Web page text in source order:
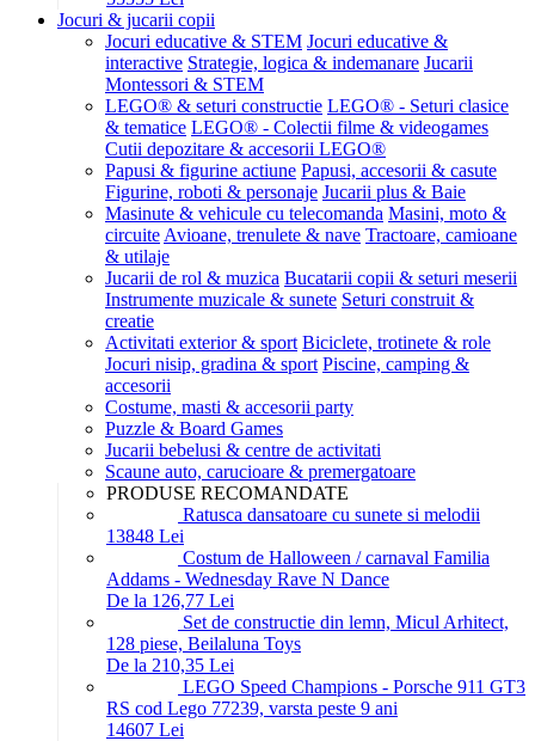
Jocuri & jucarii copii
Jocuri educative & STEM Jocuri educative &
interactive Strategie, logica & indemanare Jucarii
Montessori & STEM
LEGO® & seturi constructie LEGO® - Seturi clasice
& tematice LEGO® - Colectii filme & videogames
Cutii depozitare & accesorii LEGO®
Papusi & figurine actiune Papusi, accesorii & casute
Figurine, roboti & personaje Jucarii plus & Baie
Masinute & vehicule cu telecomanda Masini, moto &
circuite Avioane, trenulete & nave Tractoare, camioane
& utilaje
Jucarii de rol & muzica Bucatarii copii & seturi meserii
Instrumente muzicale & sunete Seturi construit &
creatie
Activitati exterior & sport Biciclete, trotinete & role
Jocuri nisip, gradina & sport Piscine, camping &
accesorii
Costume, masti & accesorii party
Puzzle & Board Games
Jucarii bebelusi & centre de activitati
Scaune auto, carucioare & premergatoare
PRODUSE RECOMANDATE
Ratusca dansatoare cu sunete si melodii
13848 Lei
Costum de Halloween / carnaval Familia
Addams - Wednesday Rave N Dance
De la 126,77 Lei
Set de constructie din lemn, Micul Arhitect,
128 piese, Beilaluna Toys
De la 210,35 Lei
LEGO Speed Champions - Porsche 911 GT3
RS cod Lego 77239, varsta peste 9 ani
14607 Lei